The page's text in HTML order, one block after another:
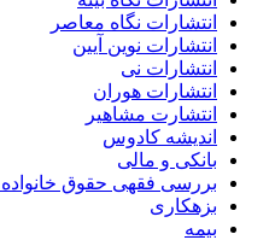
انتشارات نگاه معاصر
انتشارات نوین آیین
انتشارات نی
انتشارات هوران
انتشارت مشاهیر
اندیشه کادوس
بانکی و مالی
بررسی فقهی حقوق خانواده
بزهکاری
بیمه